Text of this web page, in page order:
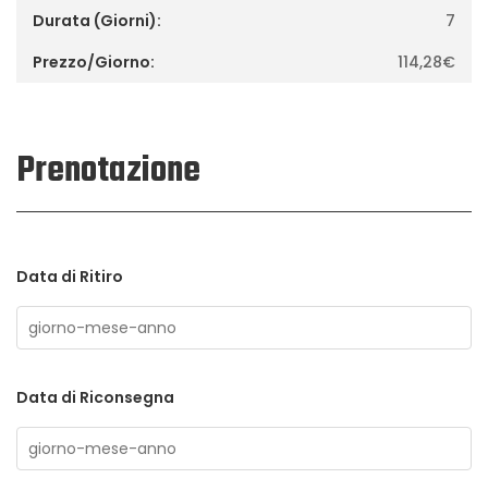
7
114,28€
Prenotazione
Data di Ritiro
Data di Riconsegna